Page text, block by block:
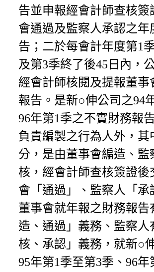
告並申報經會計師查核簽
會通過及監察人承認之年
告；二於每會計年度第1
及第3季終了後45日內，
經會計師核閱及提報董事
報告。是新○伸公司之94
96年第1季之不實財務報
負責編製之行為人外，其
分，是由董事會編造、監
核，經會計師查核簽證後
會「通過」、監察人「承
董事會就年報之財務報告
造、通過」義務、監察人
核、承認」義務，就新○
95年第1季至第3季、96年